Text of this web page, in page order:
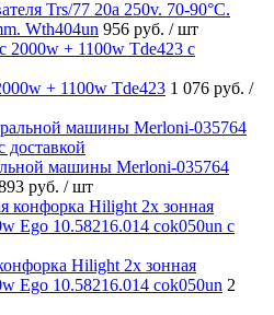
Trs/77 20a 250v. 70-90°C.
Wth404un 956 руб. / шт
+ 1100w Tde423 1 076 руб. /
машины Merloni-035764
руб. / шт
Hilight 2х зонная
Ego 10.58216.014 cok050un 2